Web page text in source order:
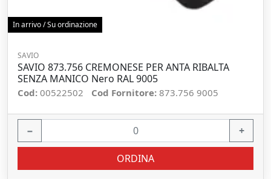
In arrivo / Su ordinazione
SAVIO
SAVIO 873.756 CREMONESE PER ANTA RIBALTA
SENZA MANICO Nero RAL 9005
Cod: 00522502 Cod Fornitore: 873.756 9005
− +
ORDINA